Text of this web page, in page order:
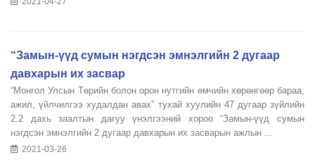
“Замын-үүд сумын нэгдсэн эмнэлгийн 2 дугаар
давхарын их засвар
“Монгол Улсын Төрийн болон орон нутгийн өмчийн хөрөнгөөр бараа,
ажил, үйлчилгээ худалдан авах” тухай хуулийн 47 дугаар зүйлийн
2.2 дахь заалтын дагуу үнэлгээний хороо “Замын-үүд сумын
нэгдсэн эмнэлгийн 2 дугаар давхарын их засварын ажлын ...
2021-03-26